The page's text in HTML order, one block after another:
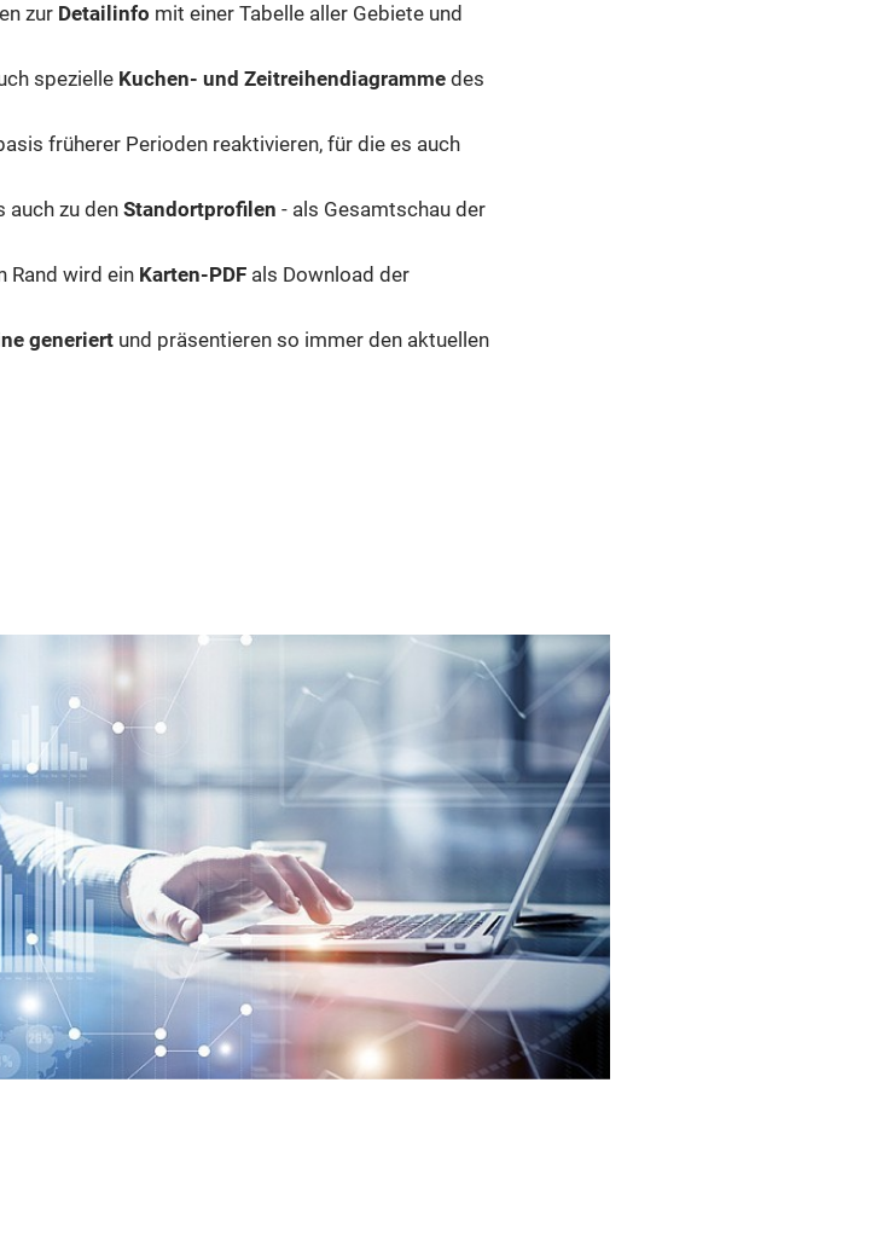
zur Detailinfo mit einer Tabelle aller Gebiete und
spezielle Kuchen- und Zeitreihendiagramme des
früherer Perioden reaktivieren, für die es auch
auch zu denStandortprofilen - als Gesamtschau der
Rand wird ein Karten-PDF als Download der
generiert und präsentieren so immer den aktuellen